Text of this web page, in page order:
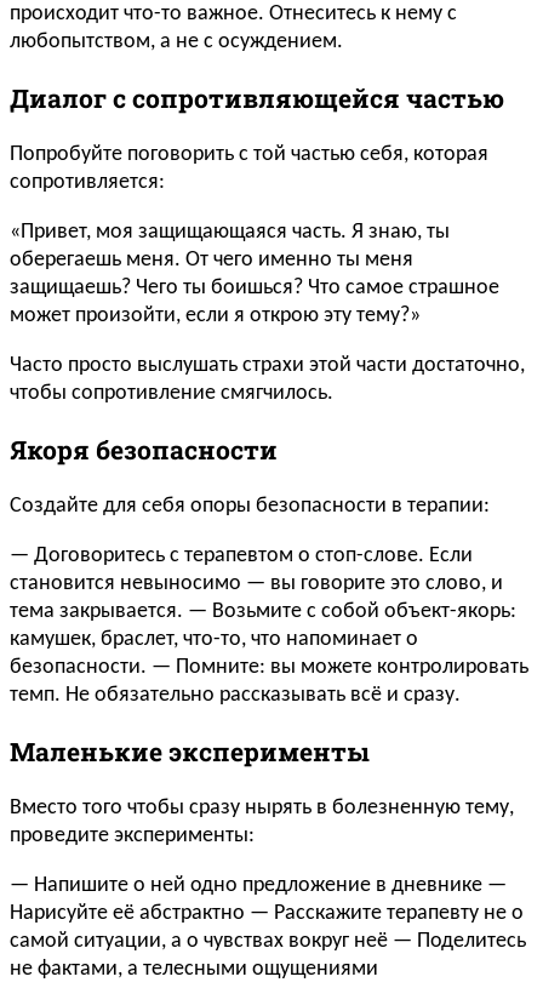
происходит что-то важное. Отнеситесь к нему с
любопытством, а не с осуждением.
Диалог с сопротивляющейся частью
Попробуйте поговорить с той частью себя, которая
сопротивляется:
«Привет, моя защищающаяся часть. Я знаю, ты
оберегаешь меня. От чего именно ты меня
защищаешь? Чего ты боишься? Что самое страшное
может произойти, если я открою эту тему?»
Часто просто выслушать страхи этой части достаточно,
чтобы сопротивление смягчилось.
Якоря безопасности
Создайте для себя опоры безопасности в терапии:
— Договоритесь с терапевтом о стоп-слове. Если
становится невыносимо — вы говорите это слово, и
тема закрывается. — Возьмите с собой объект-якорь:
камушек, браслет, что-то, что напоминает о
безопасности. — Помните: вы можете контролировать
темп. Не обязательно рассказывать всё и сразу.
Маленькие эксперименты
Вместо того чтобы сразу нырять в болезненную тему,
проведите эксперименты:
— Напишите о ней одно предложение в дневнике —
Нарисуйте её абстрактно — Расскажите терапевту не о
самой ситуации, а о чувствах вокруг неё — Поделитесь
не фактами, а телесными ощущениями